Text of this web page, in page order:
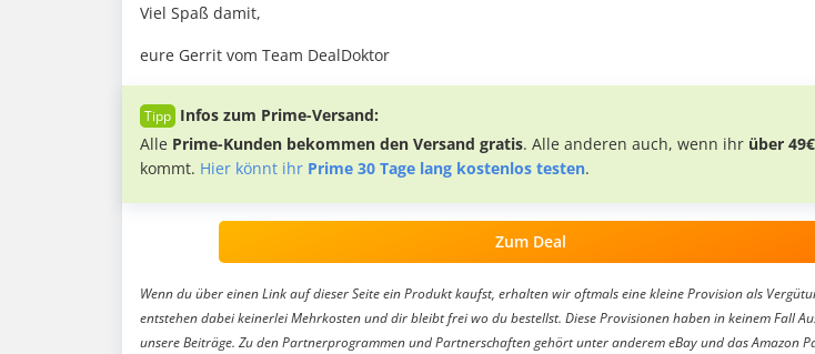
Viel Spaß damit,
eure Gerrit vom Team DealDoktor
Infos zum Prime-Versand:
Alle Prime-Kunden bekommen den Versand gratis. Alle anderen auch, wenn ihr über
kommt. Hier könnt ihr Prime 30 Tage lang kostenlos testen.
Zum Deal
Wenn du über einen Link auf dieser Seite ein Produkt kaufst, erhalten wir oftmals eine kleine Provision als
entstehen dabei keinerlei Mehrkosten und dir bleibt frei wo du bestellst. Diese Provisionen haben in keinem Fall
unsere Beiträge. Zu den Partnerprogrammen und Partnerschaften gehört unter anderem eBay und das Amazon